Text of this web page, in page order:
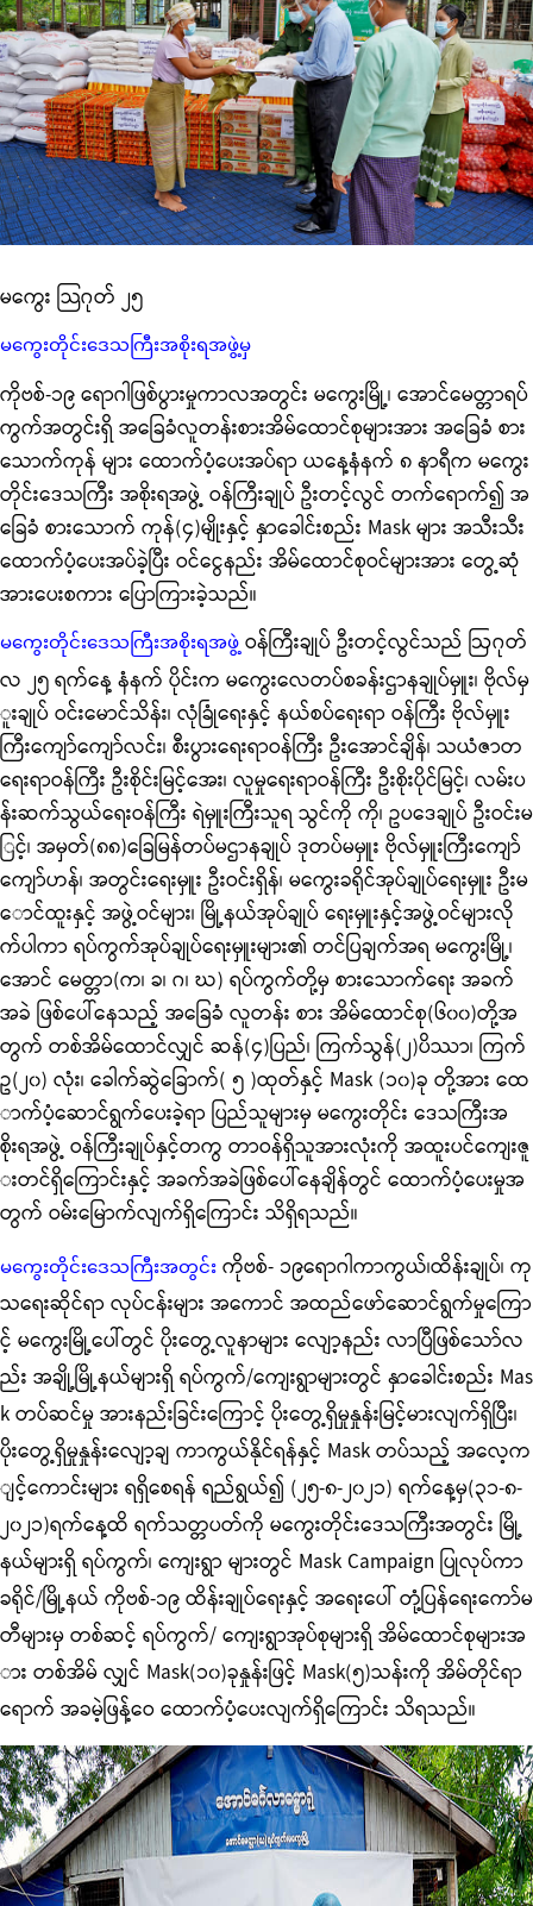
မကွေး သြဂုတ် ၂၅
မကွေးတိုင်းဒေသကြီးအစိုးရအဖွဲ့မှ
ကိုဗစ်-၁၉ ရောဂါဖြစ်ပွားမှုကာလအတွင်း မကွေးမြို့၊ အောင်မေတ္တာရပ်
ကွက်အတွင်းရှိ အခြေခံလူတန်းစားအိမ်ထောင်စုများအား အခြေခံ စား
သောက်ကုန် များ ထောက်ပံ့ပေးအပ်ရာ ယနေ့နံနက် ၈ နာရီက မကွေး
တိုင်းဒေသကြီး အစိုးရအဖွဲ့ ဝန်ကြီးချုပ် ဦးတင့်လွင် တက်ရောက်၍ အ
ခြေခံ စားသောက် ကုန်(၄)မျိုးနှင့် နှာခေါင်းစည်း Mask များ အသီးသီး
ထောက်ပံ့ပေးအပ်ခဲ့ပြီး ဝင်ငွေနည်း အိမ်ထောင်စုဝင်များအား တွေ့ဆုံ
အားပေးစကား ပြောကြားခဲ့သည်။
မကွေးတိုင်းဒေသကြီးအစိုးရအဖွဲ့ဝန်ကြီးချုပ် ဦးတင့်လွင်သည် ဩဂုတ်
လ ၂၅ ရက်နေ့ နံနက် ပိုင်းက မကွေးလေတပ်စခန်းဌာနချုပ်မှူး၊ ဗိုလ်မှ
ူးချုပ် ဝင်းမောင်သိန်း၊ လုံခြုံရေးနှင့် နယ်စပ်ရေးရာ ဝန်ကြီး ဗိုလ်မှူး
ကြီးကျော်ကျော်လင်း၊ စီးပွားရေးရာဝန်ကြီး ဦးအောင်ချိန်၊ သယံဇာတ
ရေးရာဝန်ကြီး ဦးစိုင်းမြင့်အေး၊ လူမှုရေးရာဝန်ကြီး ဦးစိုးပိုင်မြင့်၊ လမ်းပ
န်းဆက်သွယ်ရေးဝန်ကြီး ရဲမှူးကြီးသူရ သွင်ကို ကို၊ ဥပဒေချုပ် ဦးဝင်းမ
ြင့်၊ အမှတ်(၈၈)ခြေမြန်တပ်မဌာနချုပ် ဒုတပ်မမှူး ဗိုလ်မှူးကြီးကျော်
ကျော်ဟန်၊ အတွင်းရေးမှူး ဦးဝင်းရှိန်၊ မကွေးခရိုင်အုပ်ချုပ်ရေးမှူး ဦးမ
ောင်ထူးနှင့် အဖွဲ့ဝင်များ၊ မြို့နယ်အုပ်ချုပ် ရေးမှူးနှင့်အဖွဲ့ဝင်များလို
က်ပါကာ ရပ်ကွက်အုပ်ချုပ်ရေးမှူးများ၏ တင်ပြချက်အရ မကွေးမြို့၊
အောင် မေတ္တာ(က၊ ခ၊ ဂ၊ ဃ) ရပ်ကွက်တို့မှ စားသောက်ရေး အခက်
အခဲ ဖြစ်ပေါ်နေသည့် အခြေခံ လူတန်း စား အိမ်ထောင်စု(၆၀၀)တို့အ
တွက် တစ်အိမ်ထောင်လျှင် ဆန်(၄)ပြည်၊ ကြက်သွန်(၂)ပိဿာ၊ ကြက်
ဥ(၂၀) လုံး၊ ခေါက်ဆွဲခြောက်( ၅ )ထုတ်နှင့် Mask (၁၀)ခု တို့အား ထေ
ာက်ပံ့ဆောင်ရွက်ပေးခဲ့ရာ ပြည်သူများမှ မကွေးတိုင်း ဒေသကြီးအ
စိုးရအဖွဲ့ ဝန်ကြီးချုပ်နှင့်တကွ တာဝန်ရှိသူအားလုံးကို အထူးပင်ကျေးဇူ
းတင်ရှိကြောင်းနှင့် အခက်အခဲဖြစ်ပေါ်နေချိန်တွင် ထောက်ပံ့ပေးမှုအ
တွက် ဝမ်းမြောက်လျက်ရှိကြောင်း သိရှိရသည်။
မကွေးတိုင်းဒေသကြီးအတွင်း ကိုဗစ်- ၁၉ရောဂါကာကွယ်၊ထိန်းချုပ်၊ ကု
သရေးဆိုင်ရာ လုပ်ငန်းများ အကောင် အထည်ဖော်ဆောင်ရွက်မှုကြော
င့် မကွေးမြို့ပေါ်တွင် ပိုးတွေ့လူနာများ လျော့နည်း လာပြီဖြစ်သော်လ
ည်း အချို့မြို့နယ်များရှိ ရပ်ကွက်/ကျေးရွာများတွင် နှာခေါင်းစည်း Mas
k တပ်ဆင်မှု အားနည်းခြင်းကြောင့် ပိုးတွေ့ရှိမှုနှုန်းမြင့်မားလျက်ရှိပြီး၊
ပိုးတွေ့ရှိမှုနှုန်းလျော့ချ ကာကွယ်နိုင်ရန်နှင့် Mask တပ်သည့် အလေ့က
ျင့်ကောင်းများ ရရှိစေရန် ရည်ရွယ်၍ (၂၅-၈-၂၀၂၁) ရက်နေ့မှ(၃၁-၈-
၂၀၂၁)ရက်နေ့ထိ ရက်သတ္တပတ်ကို မကွေးတိုင်းဒေသကြီးအတွင်း မြို့
နယ်များရှိ ရပ်ကွက်၊ ကျေးရွာ များတွင် Mask Campaign ပြုလုပ်ကာ
ခရိုင်/မြို့နယ် ကိုဗစ်-၁၉ ထိန်းချုပ်ရေးနှင့် အရေးပေါ် တုံ့ပြန်ရေးကော်မ
တီများမှ တစ်ဆင့် ရပ်ကွက်/ ကျေးရွာအုပ်စုများရှိ အိမ်ထောင်စုများအ
ား တစ်အိမ် လျှင် Mask(၁၀)ခုနှုန်းဖြင့် Mask(၅)သန်းကို အိမ်တိုင်ရာ
ရောက် အခမဲ့ဖြန့်ဝေ ထောက်ပံ့ပေးလျက်ရှိကြောင်း သိရသည်။